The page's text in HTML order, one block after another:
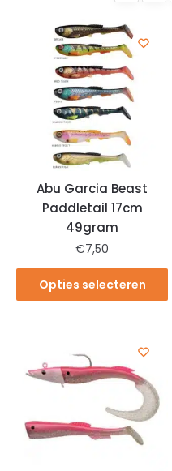
Abu Garcia Beast
Paddletail 17cm
49gram
€7,50
Opties selecteren